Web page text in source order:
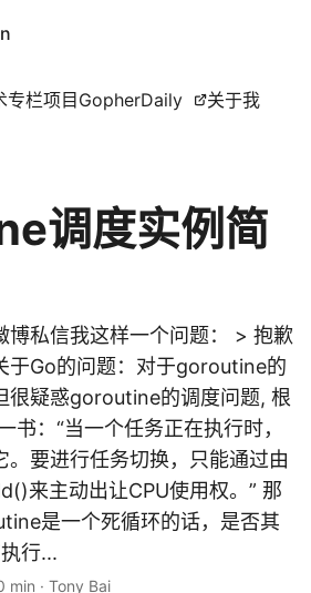
专栏项目 GopherDaily 关于我
调度实例简
博私信我这样一个问题： > 抱歉
于Go的问题：对于goroutine的
很疑惑goroutine的调度问题, 根
书：“当一个任务正在执行时，
。要进行任务切换，只能通过由
来主动出让CPU使用权。” 那
是一个死循环的话，是否其
行...
min · Tony Bai